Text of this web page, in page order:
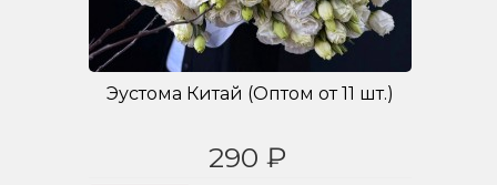
Эустома Китай (Оптом от 11 шт.)
290 ₽